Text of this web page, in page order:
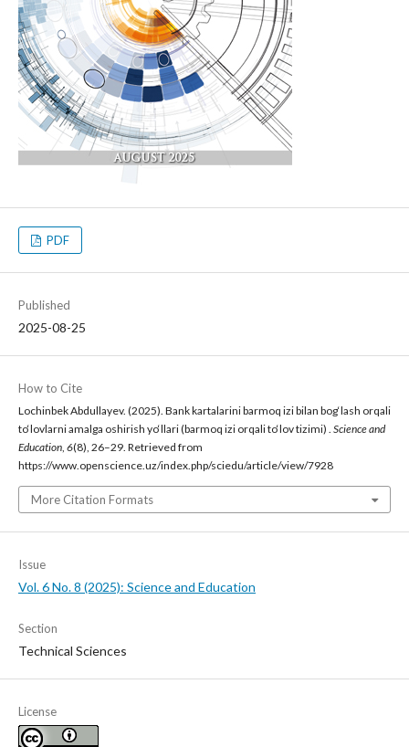
PDF
Published
2025-08-25
How to Cite
Lochinbek Abdullayev. (2025). Bank kartalarini barmoq izi bilan bog‘lash orqali
to‘lovlarni amalga oshirish yo‘llari (barmoq izi orqali to‘lov tizimi) . Science and
Education, 6(8), 26–29. Retrieved from
https://www.openscience.uz/index.php/sciedu/article/view/7928
More Citation Formats
Issue
Vol. 6 No. 8 (2025): Science and Education
Section
Technical Sciences
License